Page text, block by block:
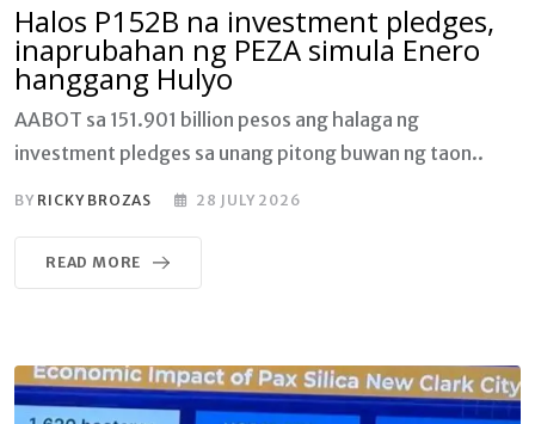
Halos P152B na investment pledges,
inaprubahan ng PEZA simula Enero
hanggang Hulyo
AABOT sa 151.901 billion pesos ang halaga ng
investment pledges sa unang pitong buwan ng taon..
BY RICKY BROZAS 28 JULY 2026
READ MORE